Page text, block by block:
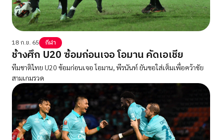
18 ก.ย. 65 กีฬา
ช้างศึก U20 ซ้อมก่อนเจอ โอมาน คัดเอเชีย
ทีมชาติไทย U20 ซ้อมก่อนเจอ โอมาน, พีรนันท์ ยันขอใส่เต็มเพื่อคว้าชัย
สามเกมรวด